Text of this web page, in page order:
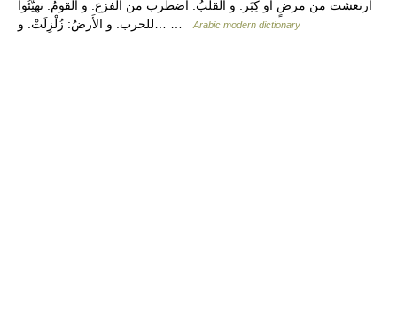
ارتعشت من مرضٍ أَو كِبَر. و القلبُ: اضطرب من الفزع. و القومُ: تهيَّئُوا
Arabic modern dictionary